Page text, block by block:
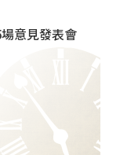
意見發表會